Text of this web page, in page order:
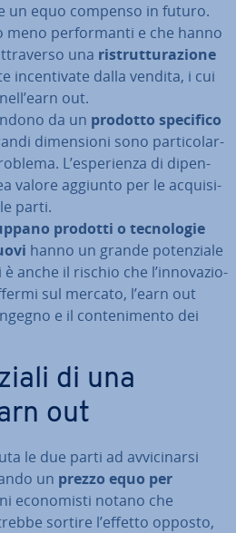
un equo compenso in futuro.
meno per­for­man­ti e che hanno
una ri­strut­tu­ra­zio­ne
in­cen­ti­va­te dalla vendita, i cui
out.
da un prodotto specifico
di­men­sio­ni sono par­ti­co­lar­
L’espe­rien­za di di­pen­
valore aggiunto per le ac­qui­si­
parti.
prodotti o tec­no­lo­gie
hanno un grande po­ten­zia­le
anche il rischio che l’in­no­va­zio­
sul mercato, l’earn out
e il con­te­ni­men­to dei
di una
out
le due parti ad av­vi­ci­nar­si
un prezzo equo per
eco­no­mi­sti notano che
sortire l’effetto opposto,